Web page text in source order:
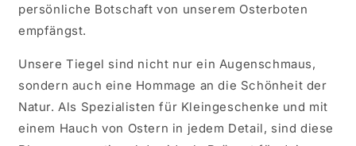
persönliche Botschaft von unserem Osterboten
empfängst.
Unsere Tiegel sind nicht nur ein Augenschmaus,
sondern auch eine Hommage an die Schönheit der
Natur. Als Spezialisten für Kleingeschenke und mit
einem Hauch von Ostern in jedem Detail, sind diese